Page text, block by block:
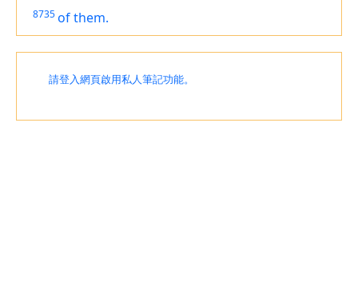
8735of them.
請登入網頁啟用私人筆記功能。